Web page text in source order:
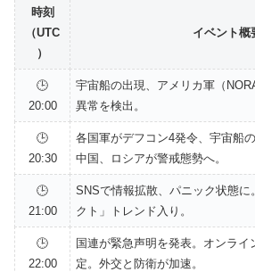
時刻
（UTC
）
イベント概
🕒
20:00
宇宙船の出現、アメリカ軍（
異常を検出。
🕒
20:30
各国軍がデフコン4発令、宇宙船
中国、ロシアが警戒態勢へ。
🕒
21:00
SNSで情報拡散、パニック状態に
クト」トレンド入り。
🕒
22:00
国連が緊急声明を発表。オンラ
定。外交と防衛が加速。